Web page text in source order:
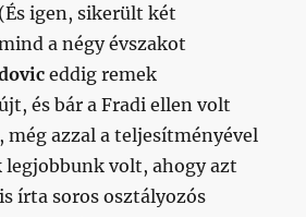
igen, sikerült két
a négy évszakot
eddig remek
és bár a Fradi ellen volt
még azzal a teljesítményével
legjobbunk volt, ahogy azt
írta soros osztályozós